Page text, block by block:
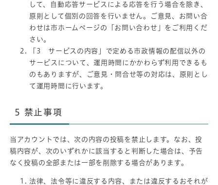
して、自動応答サービスによる応答を行う場合を除き、
原則として個別の回答を行いません。ご意見、お問い合
わせは市ホームページの「お問い合わせ」をご利用くだ
さい。
「3 サービスの内容」で定める市政情報の配信以外の
サービスについて、運用時間にかかわらず利用できるも
のもありますが、ご意見・問合せ等の対応は、原則とし
て運用時間に行います。
5 禁止事項
当アカウントでは、次の内容の投稿を禁止します。なお、投
稿内容が、次のいずれかに該当すると判断した場合は、予告
なく投稿の全部または一部を削除する場合があります。
法律、法令等に違反する内容、または違反するおそれが